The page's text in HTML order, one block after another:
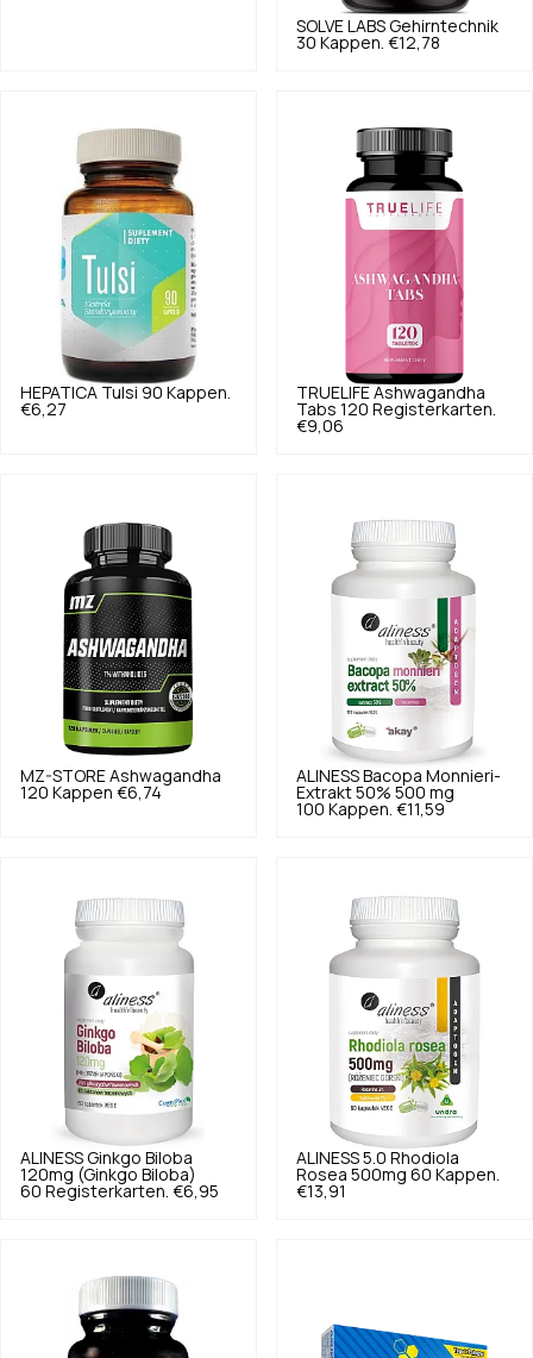
SOLVE LABS Gehirntechnik
30 Kappen. €12,78
HEPATICA Tulsi 90 Kappen.
€6,27
TRUELIFE Ashwagandha
Tabs 120 Registerkarten.
€9,06
MZ-STORE Ashwagandha
120 Kappen €6,74
ALINESS Bacopa Monnieri-
Extrakt 50% 500 mg
100 Kappen. €11,59
ALINESS Ginkgo Biloba
120mg (Ginkgo Biloba)
60 Registerkarten. €6,95
ALINESS 5.0 Rhodiola
Rosea 500mg 60 Kappen.
€13,91